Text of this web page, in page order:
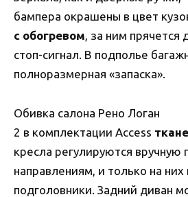
бампера окрашены в цвет
с обогревом, за ним прячется
стоп-сигнал. В подполье
полноразмерная «запаска».
Обивка салона Рено Логан
2 в комплектации Access
кресла регулируются вручную
направлениям, и только на них
подголовники. Задний диван